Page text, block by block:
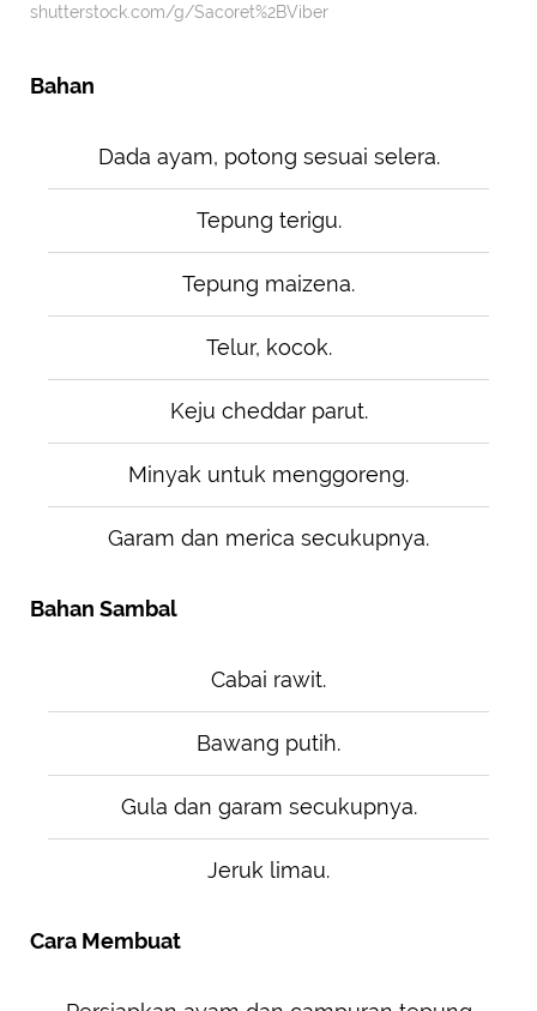
shutterstock.com/g/Sacoret%2BViber
Bahan
Dada ayam, potong sesuai selera.
Tepung terigu.
Tepung maizena.
Telur, kocok.
Keju cheddar parut.
Minyak untuk menggoreng.
Garam dan merica secukupnya.
Bahan Sambal
Cabai rawit.
Bawang putih.
Gula dan garam secukupnya.
Jeruk limau.
Cara Membuat